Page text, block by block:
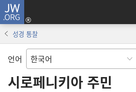
JW.ORG
성경 통찰
언어
시로페니키아 주민